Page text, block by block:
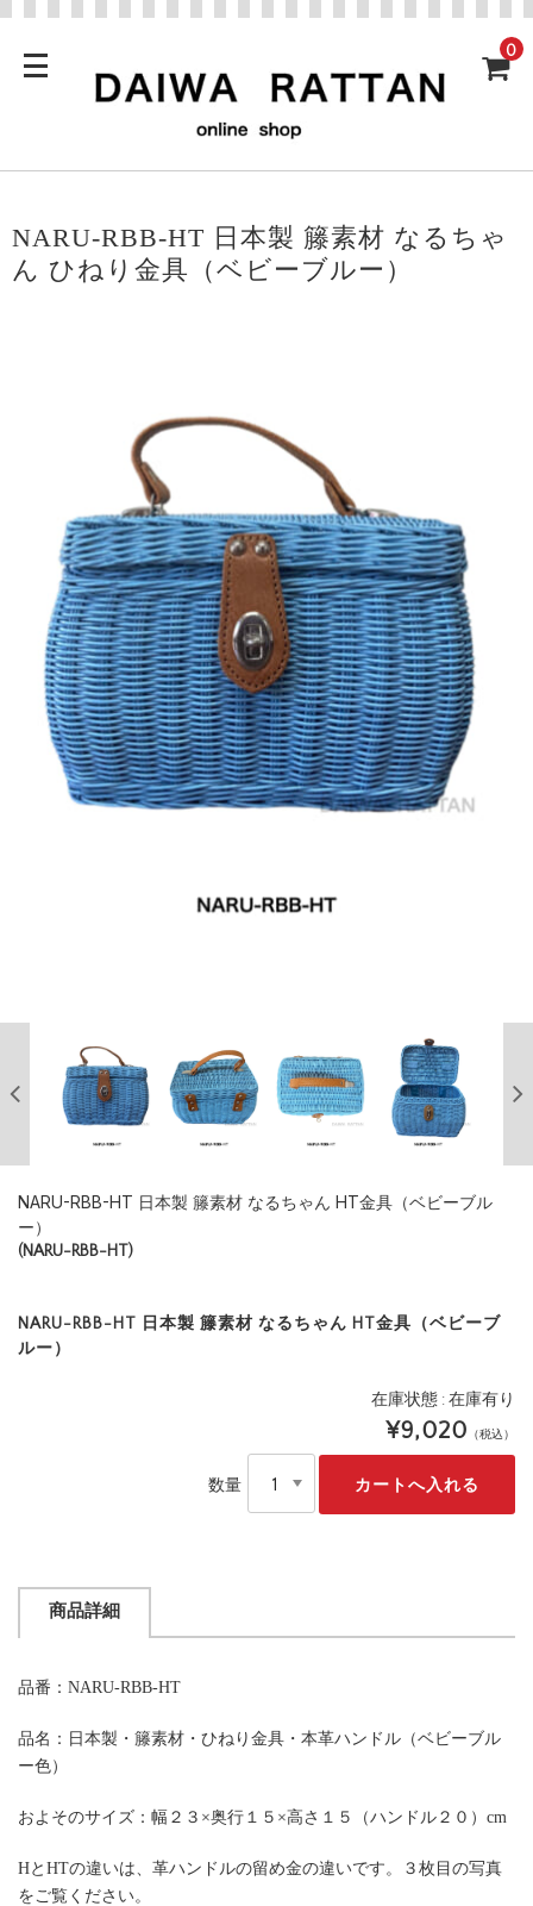
0
NARU-RBB-HT 日本製 籐素材 なるちゃ
ん ひねり金具（ベビーブルー）
NARU-RBB-HT 日本製 籐素材 なるちゃん HT金具（ベビーブル
ー）
(NARU-RBB-HT)
NARU-RBB-HT 日本製 籐素材 なるちゃん HT金具（ベビーブ
ルー）
在庫状態 : 在庫有り
¥9,020 （税込）
数量
商品詳細
品番：NARU-RBB-HT
品名：日本製・籐素材・ひねり金具・本革ハンドル（ベビーブル
ー色）
およそのサイズ：幅２３×奥行１５×高さ１５（ハンドル２０）cm
HとHTの違いは、革ハンドルの留め金の違いです。３枚目の写真
をご覧ください。